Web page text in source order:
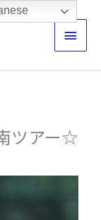
メ
イ
ン
ニ
ー
ツアー☆